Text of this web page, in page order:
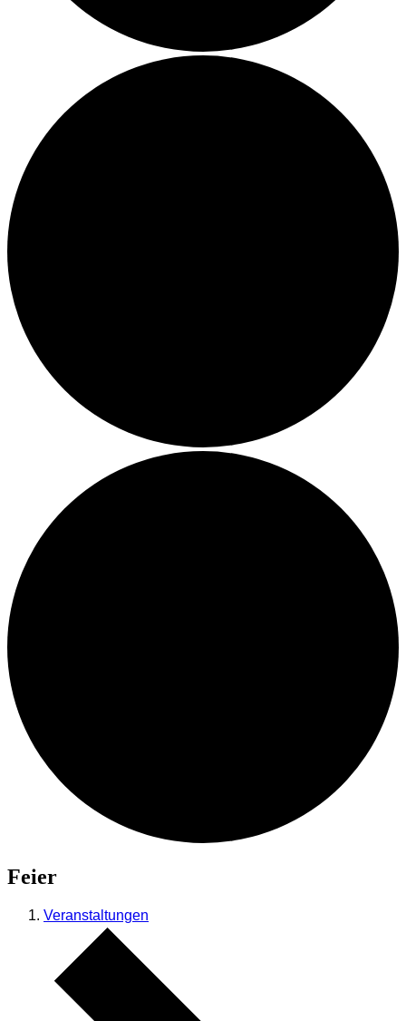
Feier
Veranstaltungen